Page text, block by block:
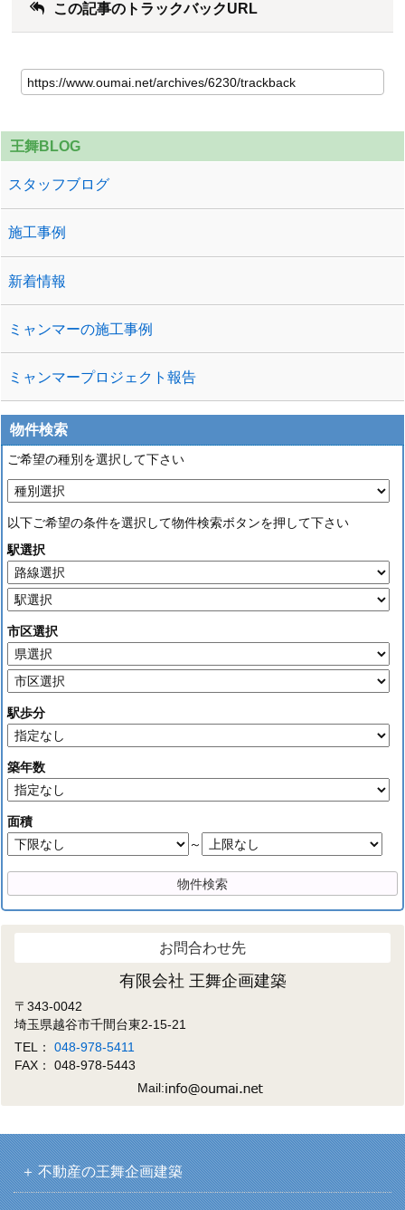
この記事のトラックバックURL
王舞BLOG
スタッフブログ
施工事例
新着情報
ミャンマーの施工事例
ミャンマープロジェクト報告
物件検索
ご希望の種別を選択して下さい
以下ご希望の条件を選択して物件検索ボタンを押して下さい
駅選択
市区選択
駅歩分
築年数
面積
～
お問合わせ先
有限会社 王舞企画建築
〒343-0042
埼玉県越谷市千間台東2-15-21
TEL：048-978-5411
FAX： 048-978-5443
Mail:
不動産の王舞企画建築